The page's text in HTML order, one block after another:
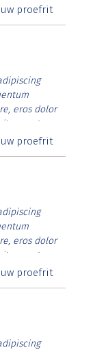
lorem
proefrit
eros dolor
erat.
lorem
proefrit
eros dolor
erat.
lorem
proefrit